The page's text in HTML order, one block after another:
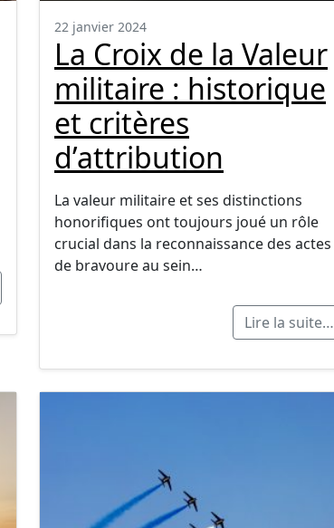
22 janvier 2024
La Croix de la Valeur
militaire : historique
et critères
d’attribution
La valeur militaire et ses distinctions
honorifiques ont toujours joué un rôle
crucial dans la reconnaissance des actes
de bravoure au sein…
Lire la suite…